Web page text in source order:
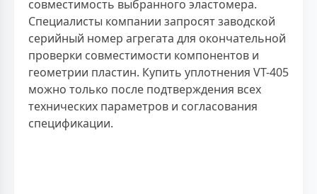
совместимость выбранного эластомера.
Специалисты компании запросят заводской
серийный номер агрегата для окончательной
проверки совместимости компонентов и
геометрии пластин. Купить уплотнения VT-405
можно только после подтверждения всех
технических параметров и согласования
спецификации.